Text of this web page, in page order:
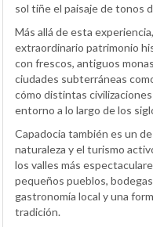
sol tiñe el paisaje de tonos
Más allá de esta
extraordinario patrimonio
con frescos, antiguos
ciudades subterráneas
cómo distintas
entorno a lo largo de los
Capadocia también es un
naturaleza y el turismo
los valles más
pequeños pueblos,
gastronomía local y una
tradición.